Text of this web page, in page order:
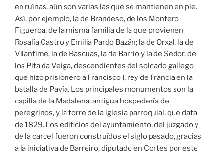
en ruínas, aún son varias las que se mantienen en pie.
Así, por ejemplo, la de Brandeso, de los Montero
Figueroa, de la misma familia de la que provienen
Rosalía Castro y Emilia Pardo Bazán; la de Orxal, la de
Vilantime, la de Bascuas, la de Barrio y la de Sedor, de
los Pita da Veiga, descendientes del soldado gallego
que hizo prisionero a Francisco I, rey de Francia en la
batalla de Pavía. Los principales monumentos son la
capilla de la Madalena, antigua hospedería de
peregrinos, y la torre de la iglesia parroquial, que data
de 1829. Los edificios del ayuntamiento, del juzgado y
de la carcel fueron construídos el siglo pasado, gracias
a la iniciativa de Barreiro, diputado en Cortes por este